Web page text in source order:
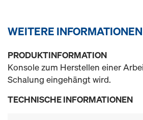
WEITERE INFORMATIONEN
PRODUKTINFORMATION
Konsole zum Herstellen einer
Schalung eingehängt wird.
TECHNISCHE INFORMATIONEN